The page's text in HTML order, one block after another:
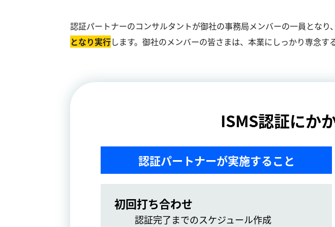
認証パートナーのコンサルタントが御社の事務局メンバーの一員となり、
となり実⾏します。御社のメンバーの皆さまは、本業にしっかり専念す
ISMS認証にか
認証パートナーが実施すること
初回打ち合わせ
認証完了までのスケジュール作成